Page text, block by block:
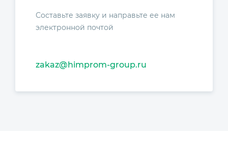
Составьте заявку и направьте ее нам
электронной почтой
zakaz@himprom-group.ru